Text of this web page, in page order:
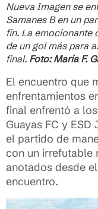
Nueva Imagen se
Samanes B en un
fin. La emocionante
de un gol más para
final. Foto: María F.
El encuentro que
enfrentamientos
final enfrentó a
Guayas FC y ESD
el partido de
con un irrefutable
anotados desde
encuentro.